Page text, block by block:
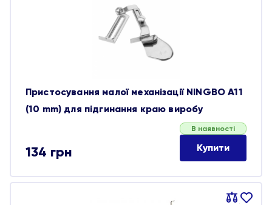
Пристосування малої механізації NINGBO A11
(10 mm) для підгинання краю виробу
134 грн
В наявності
Купити
Порівняти
В